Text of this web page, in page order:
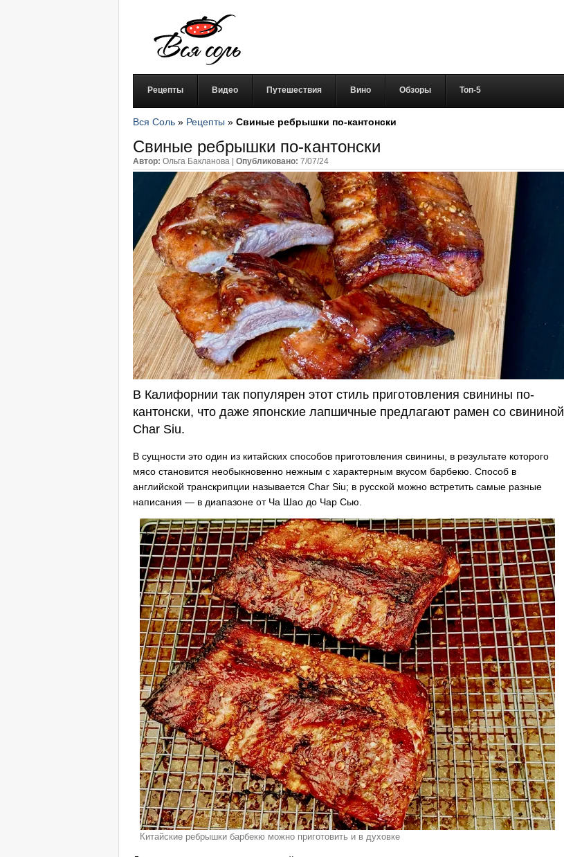
Рецепты Видео Путешествия Вино Обзоры Топ-5
Вся Соль » Рецепты » Свиные ребрышки по-кантонски
Свиные ребрышки по-кантонски
Автор: Ольга Бакланова | Опубликовано: 7/07/24
В Калифорнии так популярен этот стиль приготовления свинины по-
кантонски, что даже японские лапшичные предлагают рамен со свининой
Char Siu.
В сущности это один из китайских способов приготовления свинины, в результате которого
мясо становится необыкновенно нежным с характерным вкусом барбекю. Способ в
английской транскрипции называется Char Siu; в русской можно встретить самые разные
написания — в диапазоне от Ча Шао до Чар Сью.
Китайские ребрышки барбекю можно приготовить и в духовке